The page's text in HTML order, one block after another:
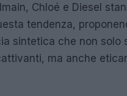
Chloé e Diesel
tendenza,
sintetica che non solo
ma anche